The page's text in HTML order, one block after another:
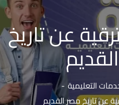
عن تاريخ
التعليمية